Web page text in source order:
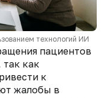
технологий ИИ
пациентов
как
к
жалобы в